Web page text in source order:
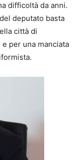
difficoltà da anni.
deputato basta
città di
per una manciata